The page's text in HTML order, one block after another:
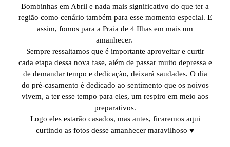
Bombinhas em Abril e nada mais significativo do que ter a
região como cenário também para esse momento especial. E
assim, fomos para a Praia de 4 Ilhas em mais um
amanhecer.
Sempre ressaltamos que é importante aproveitar e curtir
cada etapa dessa nova fase, além de passar muito depressa e
de demandar tempo e dedicação, deixará saudades. O dia
do pré-casamento é dedicado ao sentimento que os noivos
vivem, a ter esse tempo para eles, um respiro em meio aos
preparativos.
Logo eles estarão casados, mas antes, ficaremos aqui
curtindo as fotos desse amanhecer maravilhoso ♥